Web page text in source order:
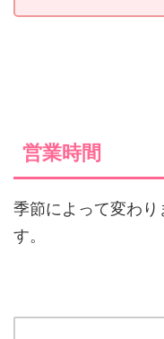
営業時間
季節によって変わり
す。